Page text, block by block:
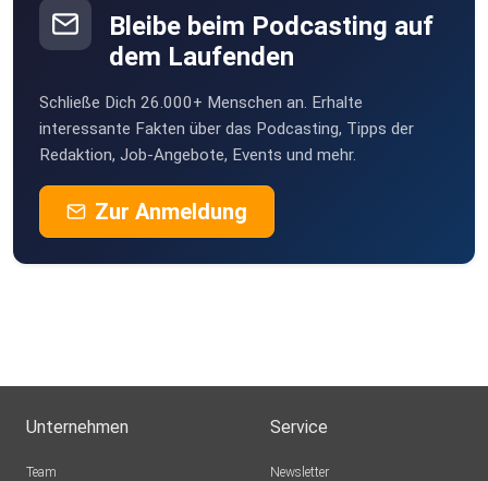
Bleibe beim Podcasting auf
dem Laufenden
Schließe Dich 26.000+ Menschen an. Erhalte
interessante Fakten über das Podcasting, Tipps der
Redaktion, Job-Angebote, Events und mehr.
Zur Anmeldung
Unternehmen
Team
Service
Newsletter